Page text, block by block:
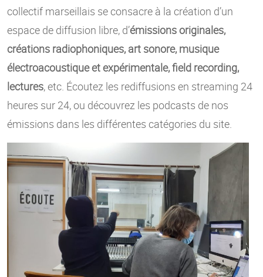
collectif marseillais se consacre à la création d’un
espace de diffusion libre, d’émissions originales,
créations radiophoniques, art sonore, musique
électroacoustique et expérimentale, field recording,
lectures, etc. Écoutez les rediffusions en streaming 24
heures sur 24, ou découvrez les podcasts de nos
émissions dans les différentes catégories du site.